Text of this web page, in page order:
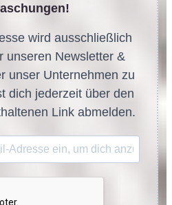
wird ausschließlich
unseren Newsletter &
unser Unternehmen zu
dich jederzeit über den
Link abmelden.